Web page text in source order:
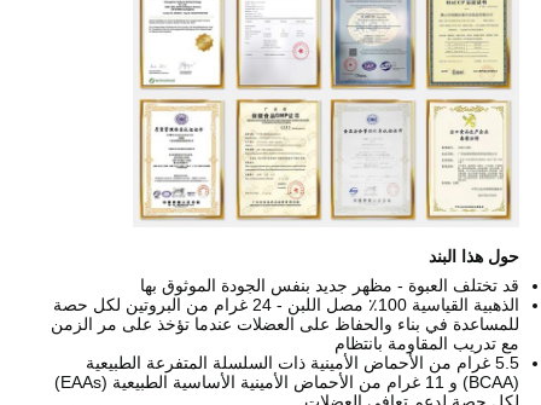
حول هذا البند
قد تختلف العبوة - مظهر جديد بنفس الجودة الموثوق بها
الذهبية القياسية 100٪ مصل اللبن - 24 غرام من البروتين لكل حصة
للمساعدة في بناء والحفاظ على العضلات عندما تؤخذ على مر الزمن
مع تدريب المقاومة بانتظام
5.5 غرام من الأحماض الأمينية ذات السلسلة المتفرعة الطبيعية
(BCAA) و 11 غرام من الأحماض الأمينية الأساسية الطبيعية (EAAs)